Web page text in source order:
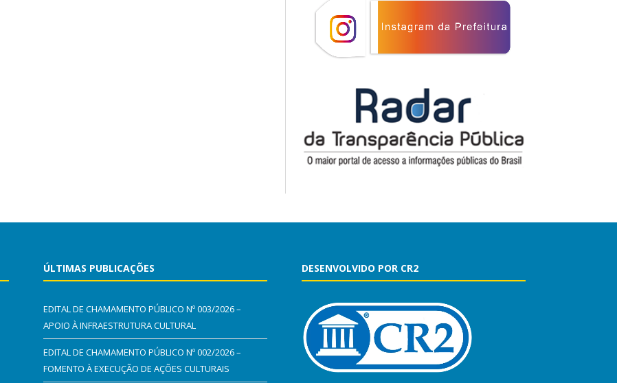
ÚLTIMAS PUBLICAÇÕES
EDITAL DE CHAMAMENTO PÚBLICO Nº 003/2026 –
APOIO À INFRAESTRUTURA CULTURAL
EDITAL DE CHAMAMENTO PÚBLICO Nº 002/2026 –
FOMENTO À EXECUÇÃO DE AÇÕES CULTURAIS
DESENVOLVIDO POR CR2